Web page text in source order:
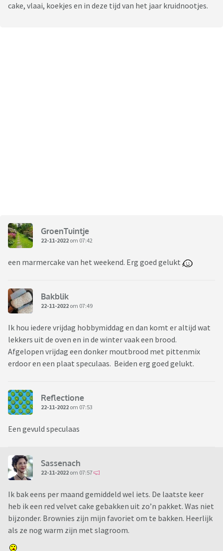
cake, vlaai, koekjes en in deze tijd van het jaar kruidnootjes.
GroenTuintje
22-11-2022 om 07:42
een marmercake van het weekend. Erg goed gelukt
Bakblik
22-11-2022 om 07:49
Ik hou iedere vrijdag hobbymiddag en dan komt er altijd wat
lekkers uit de oven en in de winter vaak een brood.
Afgelopen vrijdag een donker moutbrood met pittenmix
erdoor en een plaat speculaas. Beiden erg goed gelukt.
Reflectione
22-11-2022 om 07:53
Een gevuld speculaas
Sassenach
22-11-2022 om 07:57
Ik bak eens per maand gemiddeld wel iets. De laatste keer
heb ik een red velvet cake gebakken uit zo’n pakket. Was niet
bijzonder. Brownies zijn mijn favoriet om te bakken. Heerlijk
als ze nog warm zijn met slagroom.